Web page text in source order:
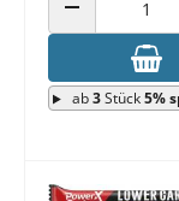
ANZAHL
ab3Stück5%